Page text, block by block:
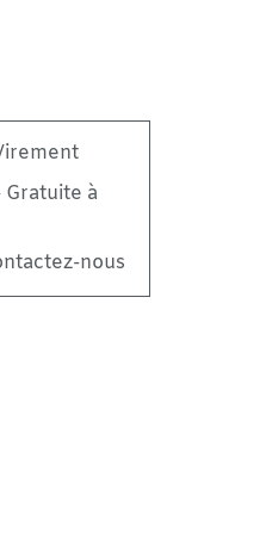
à
nous